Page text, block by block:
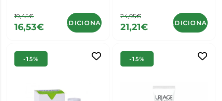
19,45€
16,53€ ADICIONAR
24,95€
21,21€ ADICIONAR
-15% -15%